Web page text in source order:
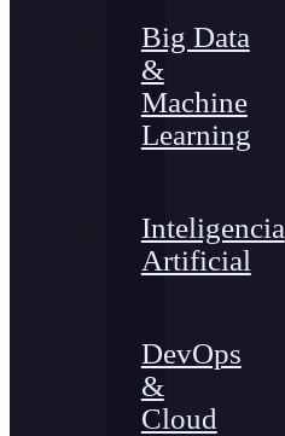
Big Data
&
Machine
Learning
Inteligencia
Artificial
DevOps
&
Cloud